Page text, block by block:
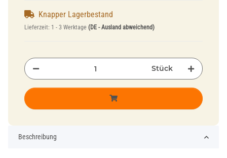
Knapper Lagerbestand
Lieferzeit: 1 - 3 Werktage (DE - Ausland abweichend)
Stück
Beschreibung